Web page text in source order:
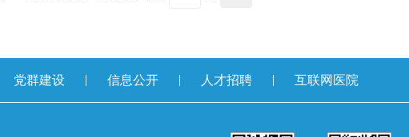
党群建设 | 信息公开 | 人才招聘 | 互联网医院